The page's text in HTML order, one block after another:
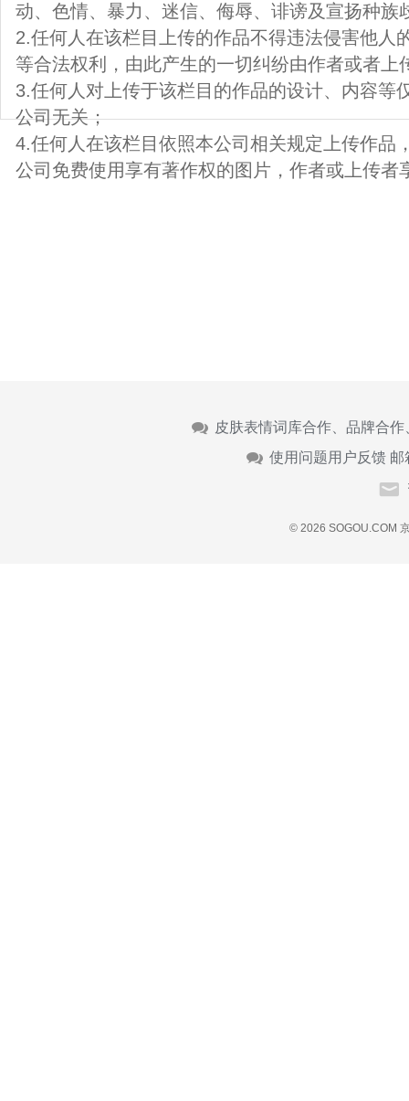
动、色情、暴力、迷信、侮辱、诽谤及宣扬种族
2.任何人在该栏目上传的作品不得违法侵害他人
等合法权利，由此产生的一切纠纷由作者或者上
3.任何人对上传于该栏目的作品的设计、内容等
公司无关；
4.任何人在该栏目依照本公司相关规定上传作品
公司免费使用享有著作权的图片，作者或上传者
皮肤表情词库合作、品牌合
使用问题用户反馈 邮
© 2026 SOGOU.COM